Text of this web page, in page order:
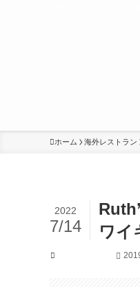
ホーム 海外レストラン
ワイ
2022
7/14